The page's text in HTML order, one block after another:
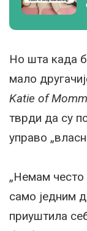
Но шта када
мало
Katie of
тврди да су
управо
„Немам
само једним
приуштила